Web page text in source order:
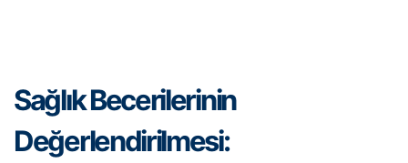
Sağlık Becerilerinin
Değerlendirilmesi: